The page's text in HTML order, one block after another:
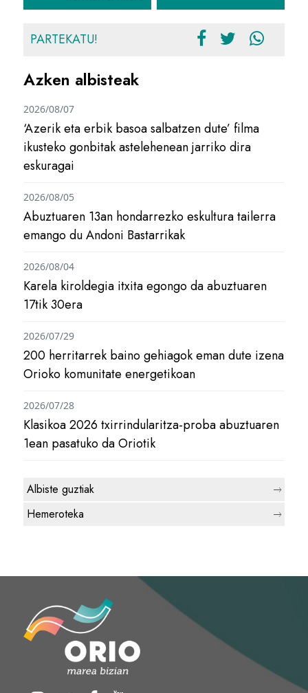
PARTEKATU!
Azken albisteak
‘Azerik eta erbik basoa salbatzen dute’ filma
ikusteko gonbitak astelehenean jarriko dira
eskuragai
2026/08/07
Abuztuaren 13an hondarrezko eskultura tailerra
emango du Andoni Bastarrikak
2026/08/05
Karela kiroldegia itxita egongo da abuztuaren
17tik 30era
2026/08/04
200 herritarrek baino gehiagok eman dute izena
Orioko komunitate energetikoan
2026/07/29
Klasikoa 2026 txirrindularitza-proba abuztuaren
1ean pasatuko da Oriotik
2026/07/28
Albiste guztiak
Hemeroteka